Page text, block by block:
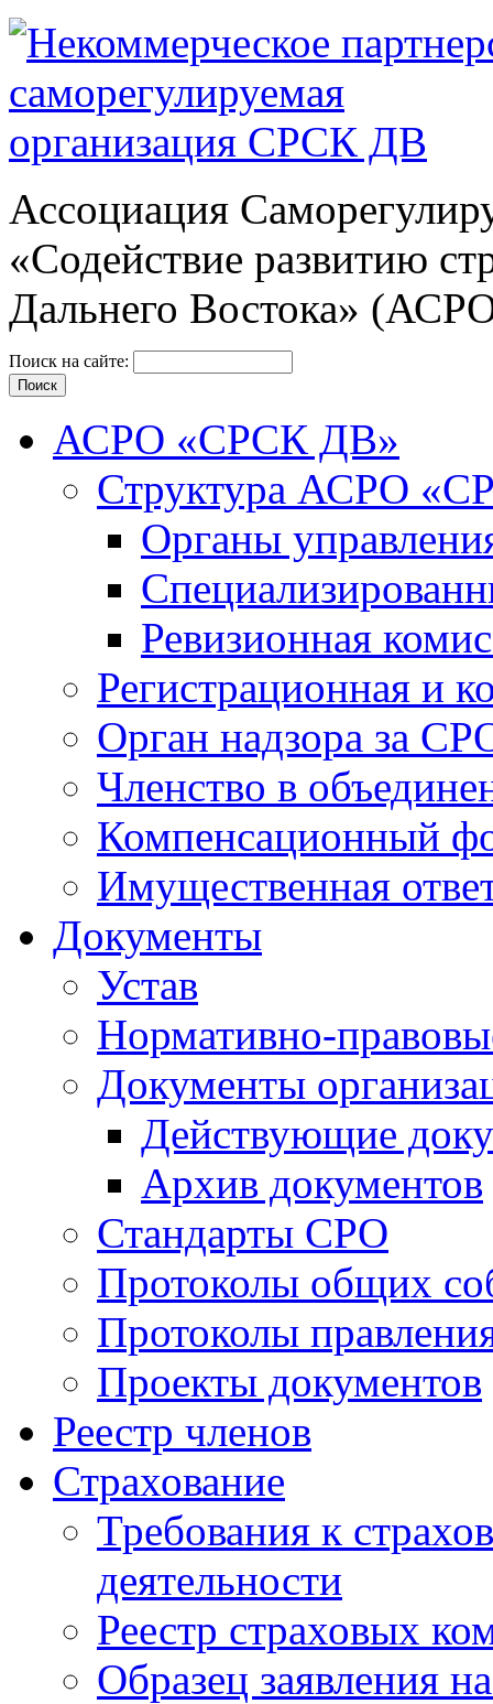
Ассоциация
«Содействие развитию
Дальнего Востока»
Поиск на сайте:
АСРО «СРСК ДВ»
Структура АСРО
Органы
Ревизионная
Регистрационная и
Орган надзора за
Членство в
Компенсационный
Имущественная
Документы
Устав
Нормативно-
Документы
Действующие
Архив документов
Стандарты СРО
Протоколы общих
Протоколы
Проекты документов
Реестр членов
Страхование
Требования к
деятельности
Реестр страховых
Образец заявления